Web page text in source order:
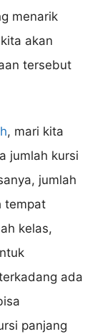
menarik
akan
tersebut
, mari kita
jumlah kursi
jumlah
tempat
kelas,
ada
panjang